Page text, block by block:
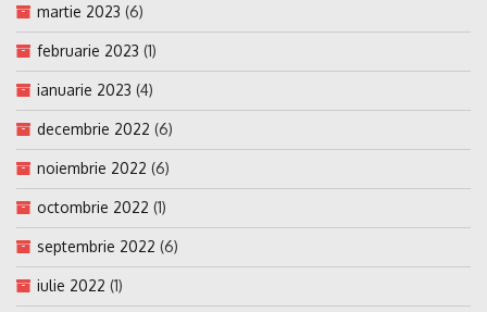
martie 2023 (6)
februarie 2023 (1)
ianuarie 2023 (4)
decembrie 2022 (6)
noiembrie 2022 (6)
octombrie 2022 (1)
septembrie 2022 (6)
iulie 2022 (1)